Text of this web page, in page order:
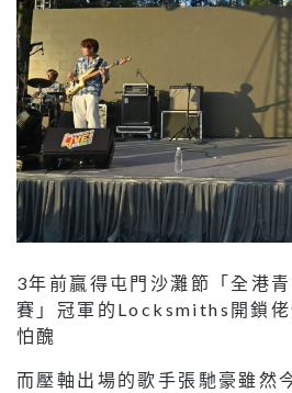
3年前贏得屯門沙灘節「全港
賽」冠軍的Locksmiths開鎖佬
怕醜
而壓軸出場的歌手張馳豪雖然